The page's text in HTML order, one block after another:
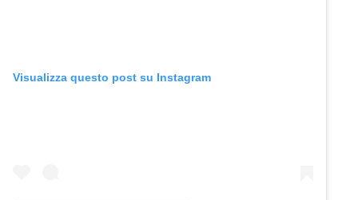
Visualizza questo post su Instagram